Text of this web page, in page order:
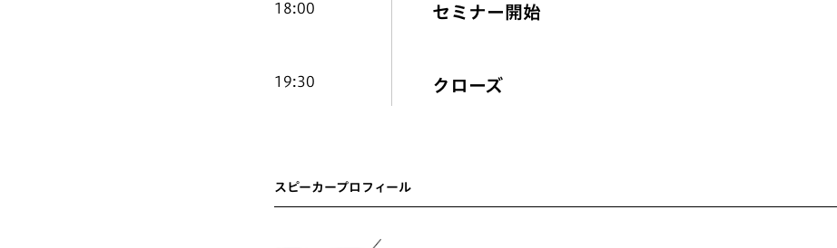
18:00 セミナー開始
19:30 クローズ
スピーカープロフィール